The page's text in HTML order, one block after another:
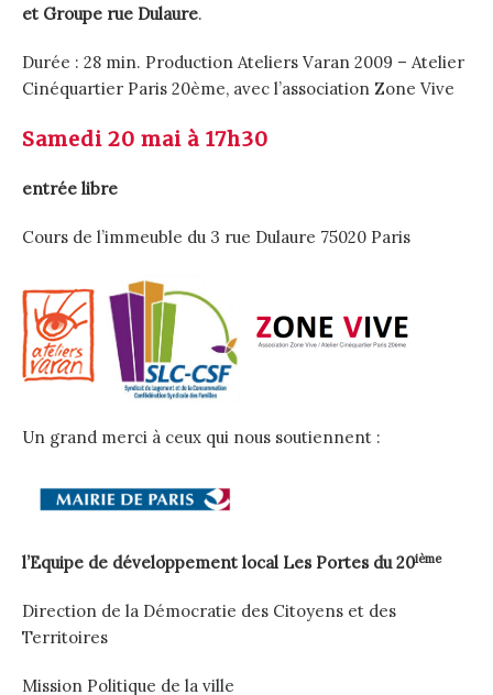
et Groupe rue Dulaure.
Durée : 28 min. Production Ateliers Varan 2009 – Atelier
Cinéquartier Paris 20ème, avec l’association Zone Vive
Samedi 20 mai à 17h30
entrée libre
Cours de l’immeuble du 3 rue Dulaure 75020 Paris
Un grand merci à ceux qui nous soutiennent :
l’Equipe de développement local Les Portes du 20ième
Direction de la Démocratie des Citoyens et des
Territoires
Mission Politique de la ville